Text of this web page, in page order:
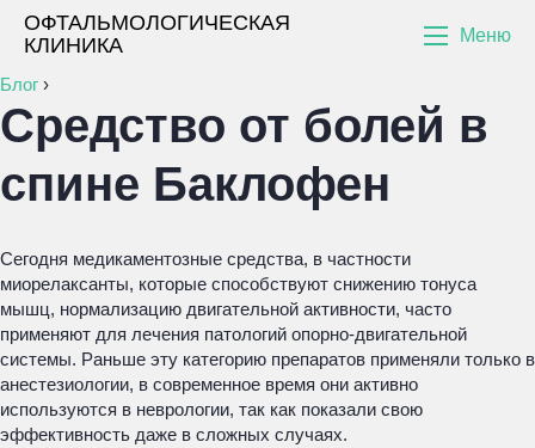
ОФТАЛЬМОЛОГИЧЕСКАЯ
КЛИНИКА
Меню
Блог ›
Средство от болей в
спине Баклофен
Сегодня медикаментозные средства, в частности
миорелаксанты, которые способствуют снижению тонуса
мышц, нормализацию двигательной активности, часто
применяют для лечения патологий опорно-двигательной
системы. Раньше эту категорию препаратов применяли только в
анестезиологии, в современное время они активно
используются в неврологии, так как показали свою
эффективность даже в сложных случаях.